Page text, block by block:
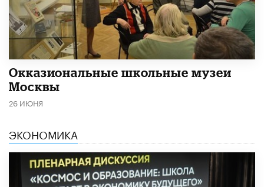
​Окказиональные школьные музеи
Москвы
26 ИЮНЯ
ЭКОНОМИКА